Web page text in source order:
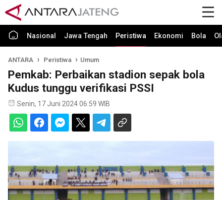
Nasional Jawa Tengah Peristiwa Ekonomi Bola
ANTARA Peristiwa Umum
Pemkab: Perbaikan stadion sepak bola
Kudus tunggu verifikasi PSSI
Senin, 17 Juni 2024 06:59 WIB